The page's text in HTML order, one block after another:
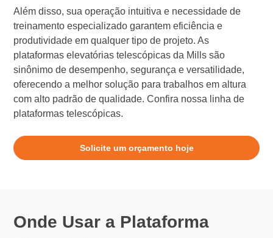
Além disso, sua operação intuitiva e necessidade de
treinamento especializado garantem eficiência e
produtividade em qualquer tipo de projeto. As
plataformas elevatórias telescópicas da Mills são
sinônimo de desempenho, segurança e versatilidade,
oferecendo a melhor solução para trabalhos em altura
com alto padrão de qualidade. Confira nossa linha de
plataformas telescópicas.
Solicite um orçamento hoje
Onde Usar a Plataforma